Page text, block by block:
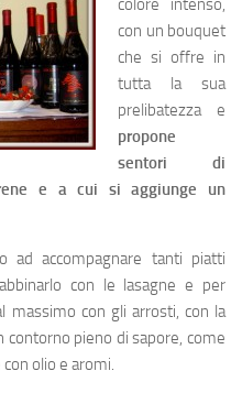
colore intenso,
con un bouquet
che si offre in
tutta la sua
prelibatezza e
propone
sentori di
e a cui si aggiunge un
ad accompagnare tanti piatti
con le lasagne e per
massimo con gli arrosti, con la
contorno pieno di sapore, come
olio e aromi.